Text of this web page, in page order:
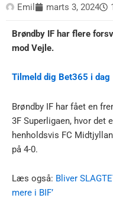
Emil marts 3, 2024
Brøndby IF har flere
mod Vejle.
Tilmeld dig Bet365 i dag
Brøndby IF har fået en
3F Superligaen, hvor
henholdsvis FC
på 4-0.
Læs også: Bliver
mere i BIF’